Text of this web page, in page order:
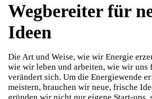
Wegbereiter für
Ideen
Die Art und Weise, wie wir Energie
wie wir leben und arbeiten, wie wir uns
verändert sich. Um die Energiewende
meistern, brauchen wir neue, frische
gründen wir nicht nur eigene Start-ups,